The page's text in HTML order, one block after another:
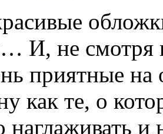
И, не смотря
приятные
как те, о
наглаживать